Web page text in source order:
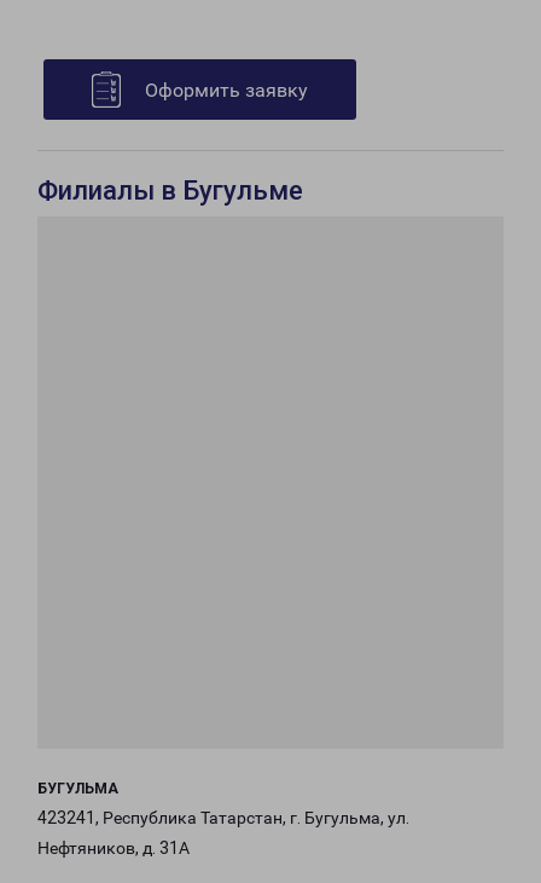
Оформить заявку
Филиалы в Бугульме
БУГУЛЬМА
423241, Республика Татарстан, г. Бугульма, ул.
Нефтяников, д. 31А